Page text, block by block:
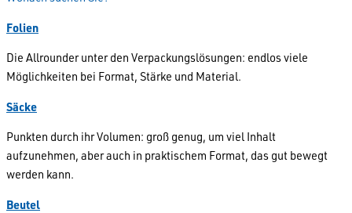
Folien
Die Allrounder unter den Verpackungslösungen: endlos viele
Möglichkeiten bei Format, Stärke und Material.
Säcke
Punkten durch ihr Volumen: groß genug, um viel Inhalt
aufzunehmen, aber auch in praktischem Format, das gut bewegt
werden kann.
Beutel